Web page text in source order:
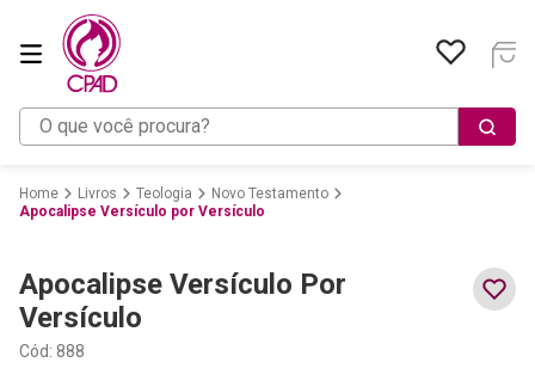
O que você procura?
Livros Teologia
Novo Testamento
Apocalipse Versículo por Versículo
Apocalipse Versículo Por
Versículo
Cód: 888